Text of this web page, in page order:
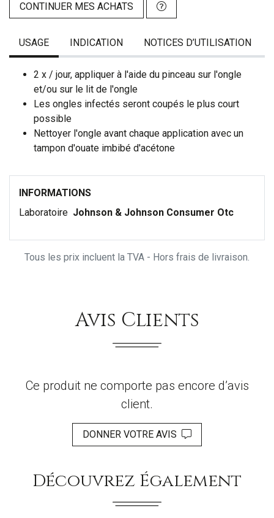
CONTINUER MES ACHATS
USAGE INDICATION NOTICES D’UTILISATION
2 x / jour, appliquer à l'aide du pinceau sur l'ongle
et/ou sur le lit de l'ongle
Les ongles infectés seront coupés le plus court
possible
Nettoyer l'ongle avant chaque application avec un
tampon d'ouate imbibé d'acétone
INFORMATIONS
Laboratoire Johnson & Johnson Consumer Otc
Tous les prix incluent la TVA - Hors frais de livraison.
Avis Clients
Ce produit ne comporte pas encore d’avis
client.
DONNER VOTRE AVIS
Découvrez Également